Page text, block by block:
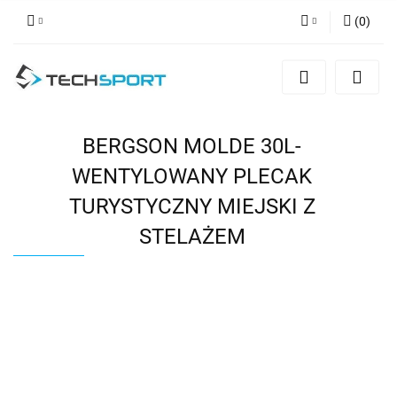
Zaloguj się
(0)
BERGSON MOLDE 30L-
WENTYLOWANY PLECAK
TURYSTYCZNY MIEJSKI Z
STELAŻEM